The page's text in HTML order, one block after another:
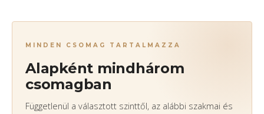
MINDEN CSOMAG TARTALMAZZA
Alapként mindhárom
csomagban
Függetlenül a választott szinttől, az alábbi szakmai és